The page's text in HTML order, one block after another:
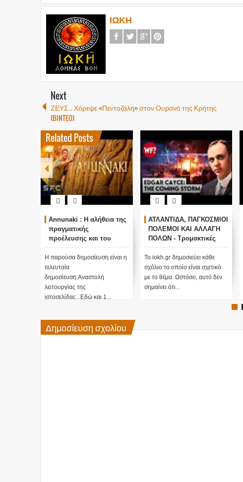
ΙΩΚΗ
Next
ΖΕΥΣ… Χόρεψε «Πεντοζάλη» στον Ουρανό της Κρήτης
(BINTEO)
Related Posts
Annunaki : Η αλήθεια της
πραγματικής
προέλευσης και του
σκοπού τους και
αναστολή λειτουργίας
μας ....
Η παρούσα δημοσίευση είναι η
τελευταία
δημοσίευση:Αναστολή
λειτουργίας της
ιστοσελίδας...Εδώ και 1...
ΑΤΛΑΝΤΙΔΑ, ΠΑΓΚΟΣΜΙΟΙ
ΠΟΛΕΜΟΙ ΚΑΙ ΑΛΛΑΓΗ
ΠΟΛΩΝ - Τρομακτικές
προβλέψεις του Edgar
Cayce (Video)
Το iokh.gr δημοσιεύει κάθε
σχόλιο το οποίο είναι σχετικό
με το θέμα. Ωστόσο, αυτό δεν
σημαίνει ότι...
Δημοσίευση σχολίου